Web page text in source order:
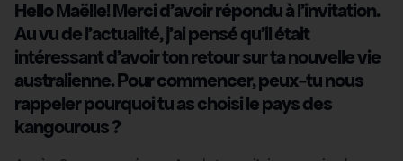
Hello Maëlle! Merci d’avoir répondu à l’invitation.
Au vu de l’actualité, j’ai pensé qu’il était
intéressant d’avoir ton retour sur ta nouvelle vie
australienne. Pour commencer, peux-tu nous
rappeler pourquoi tu as choisi le pays des
kangourous ?